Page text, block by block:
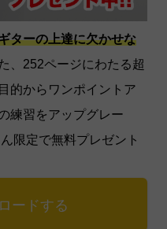
ターの上達に欠かせな
、252ページにわたる超
的からワンポイントア
練習をアップグレー
限定で無料プレゼント
ードする